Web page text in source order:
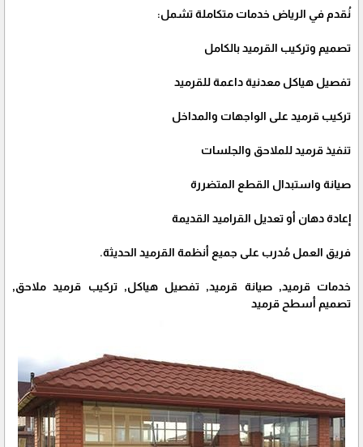
نُقدم في الرياض خدمات متكاملة تشمل:
تصميم وتركيب القرميد بالكامل
تفصيل هياكل معدنية داعمة للقرميد
تركيب قرميد على الواجهات والمداخل
تنفيذ قرميد للملاحق والجلسات
صيانة واستبدال القطع المتضررة
إعادة دهان أو تعديل القراميد القديمة
فريق العمل مُدرب على جميع أنظمة القرميد الحديثة.
خدمات قرميد, صيانة قرميد, تفصيل هياكل, تركيب قرميد ملاحق,
تصميم أسطح قرميد